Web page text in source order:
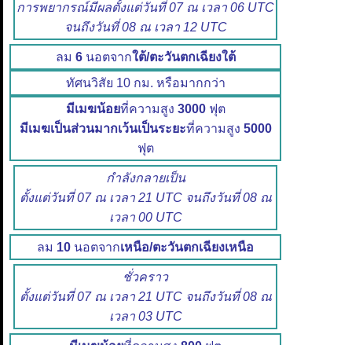
การพยากรณ์มีผลตั้งแต่วันที่ 07 ณ เวลา 06 UTC
จนถึงวันที่ 08 ณ เวลา 12 UTC
ลม 6นอตจากใต้/ตะวันตกเฉียงใต้
ทัศนวิสัย 10 กม. หรือมากกว่า
มีเมฆน้อยที่ความสูง 3000ฟุต
มีเมฆเป็นส่วนมากเว้นเป็นระยะที่ความสูง 5000
ฟุต
กำลังกลายเป็น
ตั้งแต่วันที่ 07 ณ เวลา 21 UTC จนถึงวันที่ 08 ณ
เวลา 00 UTC
ลม 10 นอตจากเหนือ/ตะวันตกเฉียงเหนือ
ชั่วคราว
ตั้งแต่วันที่ 07 ณ เวลา 21 UTC จนถึงวันที่ 08 ณ
เวลา 03 UTC